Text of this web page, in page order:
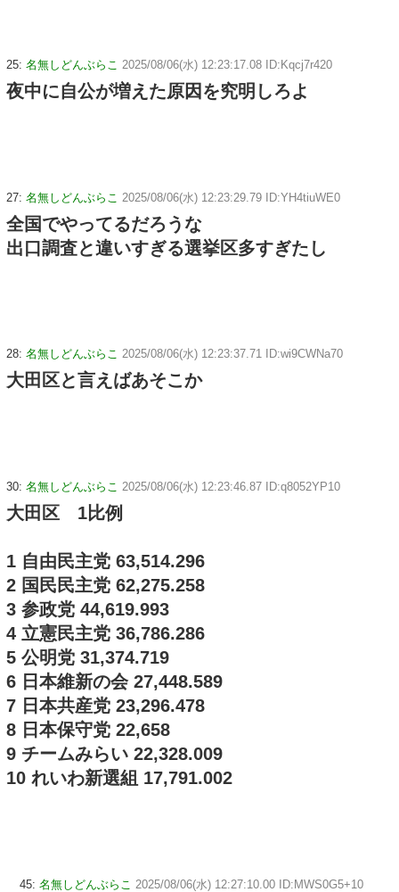
25: 名無しどんぶらこ 2025/08/06(水) 12:23:17.08 ID:Kqcj7r420
夜中に自公が増えた原因を究明しろよ
27: 名無しどんぶらこ 2025/08/06(水) 12:23:29.79 ID:YH4tiuWE0
全国でやってるだろうな
出口調査と違いすぎる選挙区多すぎたし
28: 名無しどんぶらこ 2025/08/06(水) 12:23:37.71 ID:wi9CWNa70
大田区と言えばあそこか
30: 名無しどんぶらこ 2025/08/06(水) 12:23:46.87 ID:q8052YP10
大田区 1比例
1 自由民主党 63,514.296
2 国民民主党 62,275.258
3 参政党 44,619.993
4 立憲民主党 36,786.286
5 公明党 31,374.719
6 日本維新の会 27,448.589
7 日本共産党 23,296.478
8 日本保守党 22,658
9 チームみらい 22,328.009
10 れいわ新選組 17,791.002
45: 名無しどんぶらこ 2025/08/06(水) 12:27:10.00 ID:MWS0G5+10